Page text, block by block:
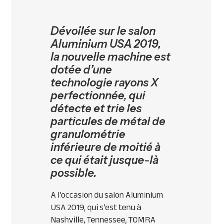
Dévoilée sur le salon
Aluminium USA 2019,
la nouvelle machine est
dotée d’une
technologie rayons X
perfectionnée, qui
détecte et trie les
particules de métal de
granulométrie
inférieure de moitié à
ce qui était jusque-là
possible.
A l’occasion du salon Aluminium
USA 2019, qui s’est tenu à
Nashville, Tennessee, TOMRA